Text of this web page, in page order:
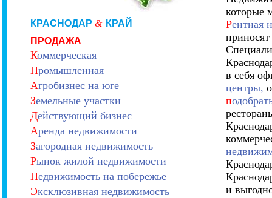
КРАСНОДАР & КРАЙ
ПРОДАЖА
Коммерческая
Промышленная
Агробизнес на юге
Земельные участки
Действующий бизнес
Аренда недвижимости
Загородная недвижимость
Рынок жилой недвижимости
Недвижимость на побережье
Эксклюзивная недвижимость
которые
Рентная
в себя
центры,
п
и